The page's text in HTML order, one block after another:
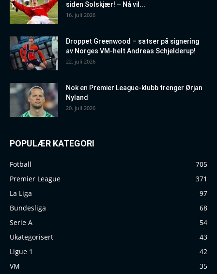
siden Solskjær! – Nå vil...
16. juli 2026
Droppet Greenwood – satser på signering
av Norges VM-helt Andreas Schjelderup!
22. juli 2026
Nok en Premier League-klubb trenger Ørjan
Nyland
20. juli 2026
POPULÆR KATEGORI
Fotball
705
Premier League
371
La Liga
97
Bundesliga
68
Serie A
54
Ukategorisert
43
Ligue 1
42
VM
35